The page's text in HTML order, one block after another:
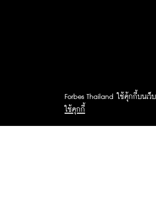
Forbes Thailand ใช้คุ้กกี้บนเว็
ใช้คุกกี้